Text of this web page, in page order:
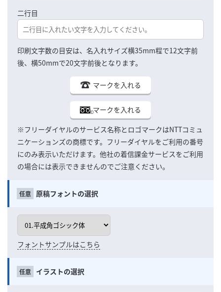
二行目
印刷文字数の目安は、名入れサイズ横35mm程で12文字前
後、横50mmで20文字前後となります。
マークを入れる
マークを入れる
※フリーダイヤルのサービス名称とロゴマークはNTTコミュ
ニケーションズの商標です。フリーダイヤルをご利用の番号
にのみ表示いただけます。他社の着信課金サービスをご利用
の場合には表示できませんのでご注意ください。
原稿フォントの選択
フォントサンプルはこちら
イラストの選択